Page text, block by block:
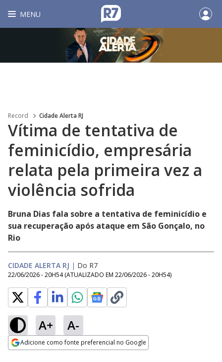
MENU
Record Cidade Alerta RJ
Vítima de tentativa de
feminicídio, empresária
relata pela primeira vez a
violência sofrida
Bruna Dias fala sobre a tentativa de feminicídio e
sua recuperação após ataque em São Gonçalo, no
Rio
CIDADE ALERTA RJ | Do R7
22/06/2026 - 20H54 (ATUALIZADO EM 22/06/2026 - 20H54)
A+ A-
Adicione como fonte preferencial no Google
Ativar
Loaded
30.29%